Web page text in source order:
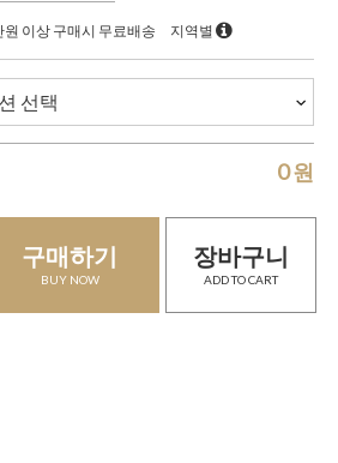
이상 구매시 무료배송 지역별
0원
구매하기
BUY NOW
장바구니
ADD TO CART